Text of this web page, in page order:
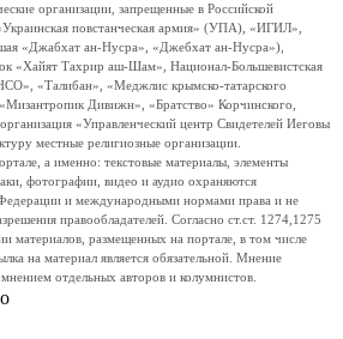
организации, запрещенные в Российской
повстанческая армия» (УПА), «ИГИЛ»,
«Джабхат ан-Нусра», «Джебхат ан-Нусра»),
«Хайят Тахрир аш-Шам», Национал-Большевистская
«Талибан», «Меджлис крымско-татарского
Дивижн», «Братство» Корчинского,
«Управленческий центр Свидетелей Иеговы
местные религиозные организации.
а именно: текстовые материалы, элементы
фотографии, видео и аудио охраняются
Федерации и международными нормами права и не
правообладателей. Согласно ст.ст. 1274,1275
материалов, размещенных на портале, в том числе
на материал является обязательной. Мнение
отдельных авторов и колумнистов.